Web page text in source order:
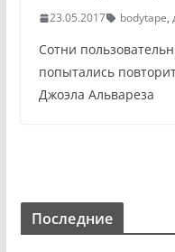
23.05.2017 bodytape,
Сотни
попытались
Джоэла Альвареза
Последние